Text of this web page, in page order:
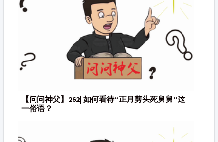
【问问神父】262| 如何看待“正月剪头死舅舅”这
一俗语？